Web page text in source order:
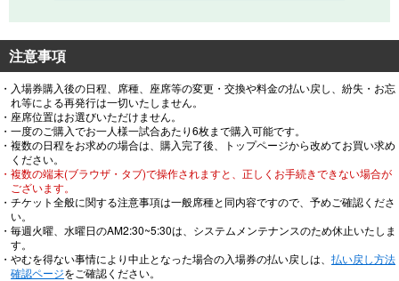
注意事項
・入場券購入後の日程、席種、座席等の変更・交換や料金の払い戻し、紛失・お忘
れ等による再発行は一切いたしません。
・座席位置はお選びいただけません。
・一度のご購入でお一人様一試合あたり6枚まで購入可能です。
・複数の日程をお求めの場合は、購入完了後、トップページから改めてお買い求め
ください。
・複数の端末(ブラウザ・タブ)で操作されますと、正しくお手続きできない場合が
ございます。
・チケット全般に関する注意事項は一般席種と同内容ですので、予めご確認くださ
い。
・毎週火曜、水曜日のAM2:30~5:30は、システムメンテナンスのため休止いたしま
す。
・やむを得ない事情により中止となった場合の入場券の払い戻しは、 払い戻し方法
確認ページをご確認ください。